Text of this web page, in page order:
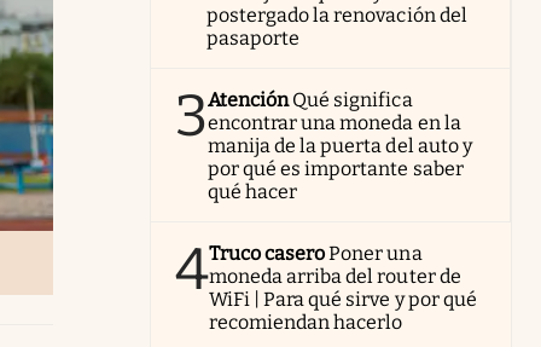
postergado la renovación del
pasaporte
3AtenciónQué significa
encontrar una moneda en la
manija de la puerta del auto y
por qué es importante saber
qué hacer
4Truco caseroPoner una
moneda arriba del router de
WiFi | Para qué sirve y por qué
recomiendan hacerlo